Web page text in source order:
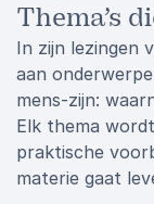
Thema’s
In zijn lezingen
aan
mens-zijn:
Elk thema
praktische
materie gaat